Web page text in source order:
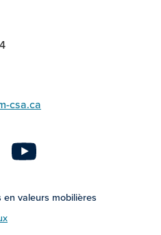
csa.ca
Twitter
valeurs mobilières